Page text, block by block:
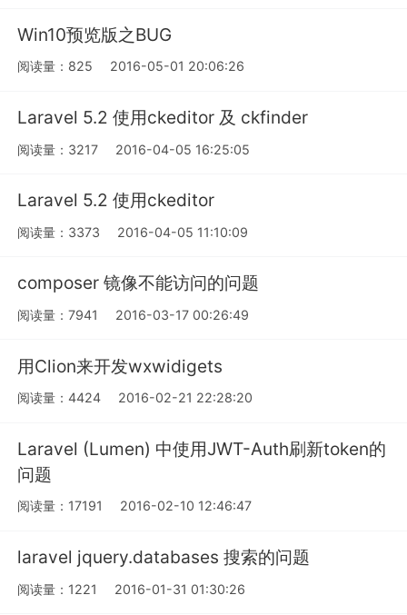
Win10预览版之BUG
阅读量：825 2016-05-01 20:06:26
Laravel 5.2 使用ckeditor 及 ckfinder
阅读量：3217 2016-04-05 16:25:05
Laravel 5.2 使用ckeditor
阅读量：3373 2016-04-05 11:10:09
composer 镜像不能访问的问题
阅读量：7941 2016-03-17 00:26:49
用Clion来开发wxwidigets
阅读量：4424 2016-02-21 22:28:20
Laravel (Lumen) 中使用JWT-Auth刷新token的
问题
阅读量：17191 2016-02-10 12:46:47
laravel jquery.databases 搜索的问题
阅读量：1221 2016-01-31 01:30:26